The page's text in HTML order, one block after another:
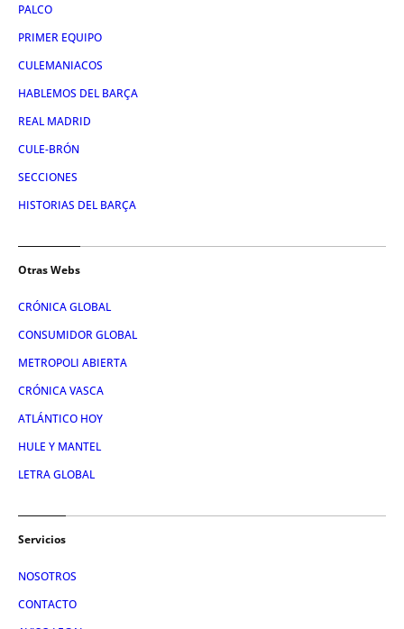
PALCO
PRIMER EQUIPO
CULEMANIACOS
HABLEMOS DEL BARÇA
REAL MADRID
CULE-BRÓN
SECCIONES
HISTORIAS DEL BARÇA
Otras Webs
CRÓNICA GLOBAL
CONSUMIDOR GLOBAL
METROPOLI ABIERTA
CRÓNICA VASCA
ATLÁNTICO HOY
HULE Y MANTEL
LETRA GLOBAL
Servicios
NOSOTROS
CONTACTO